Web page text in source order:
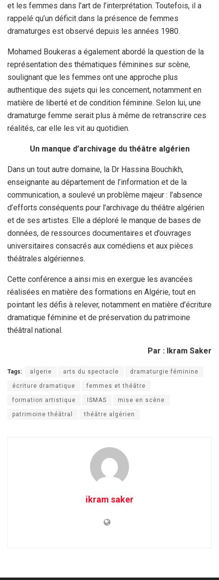
et les femmes dans l’art de l’interprétation. Toutefois, il a
rappelé qu’un déficit dans la présence de femmes
dramaturges est observé depuis les années 1980.
Mohamed Boukeras a également abordé la question de la
représentation des thématiques féminines sur scène,
soulignant que les femmes ont une approche plus
authentique des sujets qui les concernent, notamment en
matière de liberté et de condition féminine. Selon lui, une
dramaturge femme serait plus à même de retranscrire ces
réalités, car elle les vit au quotidien.
Un manque d’archivage du théâtre algérien
Dans un tout autre domaine, la Dr Hassina Bouchikh,
enseignante au département de l’information et de la
communication, a soulevé un problème majeur : l’absence
d’efforts conséquents pour l’archivage du théâtre algérien
et de ses artistes. Elle a déploré le manque de bases de
données, de ressources documentaires et d’ouvrages
universitaires consacrés aux comédiens et aux pièces
théâtrales algériennes.
Cette conférence a ainsi mis en exergue les avancées
réalisées en matière des formations en Algérie, tout en
pointant les défis à relever, notamment en matière d’écriture
dramatique féminine et de préservation du patrimoine
théâtral national.
Par : Ikram Saker
Tags: algerie arts du spectacle dramaturgie féminine
écriture dramatique femmes et théâtre
formation artistique ISMAS mise en scène
patrimoine théâtral théâtre algérien
ikram saker